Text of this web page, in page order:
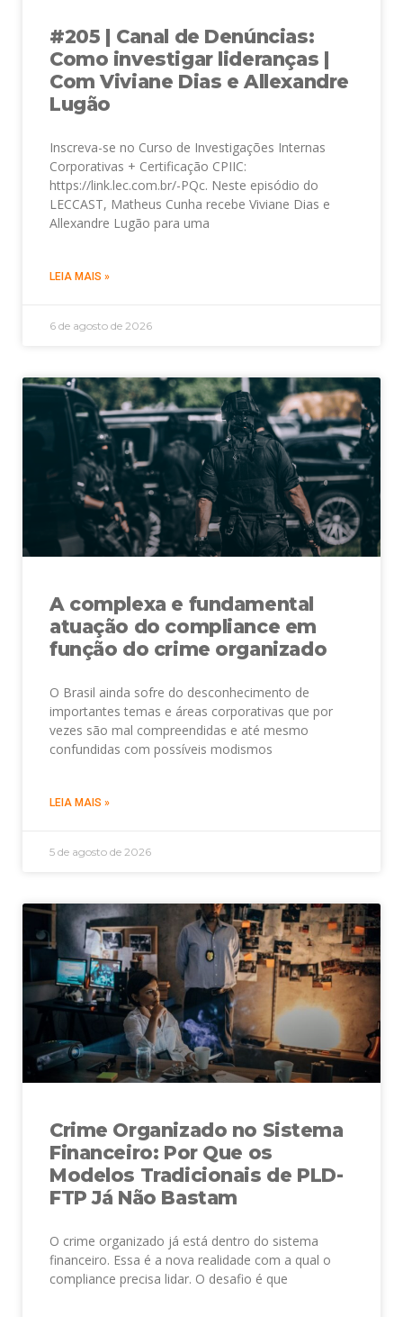
#205 | Canal de Denúncias:
Como investigar lideranças |
Com Viviane Dias e Allexandre
Lugão
Inscreva-se no Curso de Investigações Internas
Corporativas + Certificação CPIIC:
https://link.lec.com.br/-PQc. Neste episódio do
LECCAST, Matheus Cunha recebe Viviane Dias e
Allexandre Lugão para uma
LEIA MAIS »
6 de agosto de 2026
A complexa e fundamental
atuação do compliance em
função do crime organizado
O Brasil ainda sofre do desconhecimento de
importantes temas e áreas corporativas que por
vezes são mal compreendidas e até mesmo
confundidas com possíveis modismos
LEIA MAIS »
5 de agosto de 2026
Crime Organizado no Sistema
Financeiro: Por Que os
Modelos Tradicionais de PLD-
FTP Já Não Bastam
O crime organizado já está dentro do sistema
financeiro. Essa é a nova realidade com a qual o
compliance precisa lidar. O desafio é que